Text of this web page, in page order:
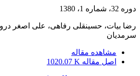
دوره 32، شماره 1، 1380
رضا بیات، حسینقلی رفاهی، علی اصغر
سرمدیان
مشاهده مقاله
اصل مقاله 1020.07 K